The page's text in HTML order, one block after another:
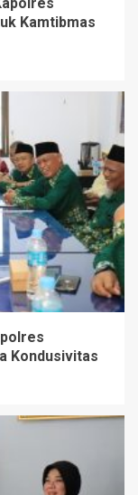
Kamtibmas
Kondusivitas